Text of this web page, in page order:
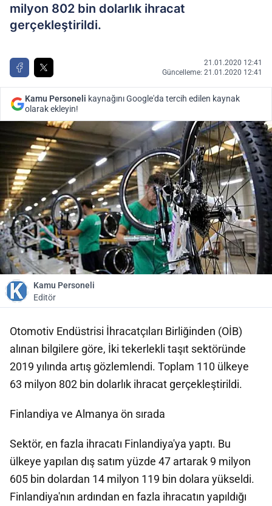
milyon 802 bin dolarlık ihracat
gerçekleştirildi.
21.01.2020 12:41
Güncelleme: 21.01.2020 12:41
Kamu Personeli kaynağını Google'da tercih edilen kaynak
olarak ekleyin!
Kamu Personeli
Editör
Otomotiv Endüstrisi İhracatçıları Birliğinden (OİB)
alınan bilgilere göre, İki tekerlekli taşıt sektöründe
2019 yılında artış gözlemlendi. Toplam 110 ülkeye
63 milyon 802 bin dolarlık ihracat gerçekleştirildi.
Finlandiya ve Almanya ön sırada
Sektör, en fazla ihracatı Finlandiya'ya yaptı. Bu
ülkeye yapılan dış satım yüzde 47 artarak 9 milyon
605 bin dolardan 14 milyon 119 bin dolara yükseldi.
Finlandiya'nın ardından en fazla ihracatın yapıldığı